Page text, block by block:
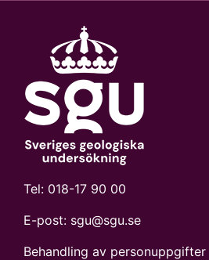
Tel: 018-17 90 00
E-post: sgu@sgu.se
Behandling av personuppgifter